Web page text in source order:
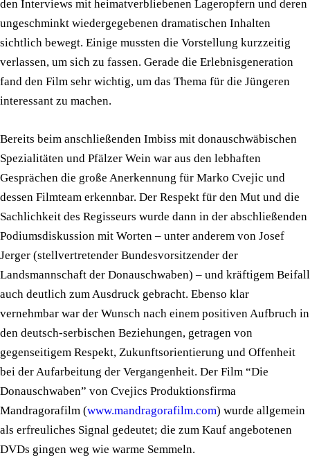
den Interviews mit heimatverbliebenen Lageropfern und deren
ungeschminkt wiedergegebenen dramatischen Inhalten
sichtlich bewegt. Einige mussten die Vorstellung kurzzeitig
verlassen, um sich zu fassen. Gerade die Erlebnisgeneration
fand den Film sehr wichtig, um das Thema für die Jüngeren
interessant zu machen.
Bereits beim anschließenden Imbiss mit donauschwäbischen
Spezialitäten und Pfälzer Wein war aus den lebhaften
Gesprächen die große Anerkennung für Marko Cvejic und
dessen Filmteam erkennbar. Der Respekt für den Mut und die
Sachlichkeit des Regisseurs wurde dann in der abschließenden
Podiumsdiskussion mit Worten – unter anderem von Josef
Jerger (stellvertretender Bundesvorsitzender der
Landsmannschaft der Donauschwaben) – und kräftigem Beifall
auch deutlich zum Ausdruck gebracht. Ebenso klar
vernehmbar war der Wunsch nach einem positiven Aufbruch in
den deutsch-serbischen Beziehungen, getragen von
gegenseitigem Respekt, Zukunftsorientierung und Offenheit
bei der Aufarbeitung der Vergangenheit. Der Film “Die
Donauschwaben” von Cvejics Produktionsfirma
Mandragorafilm (www.mandragorafilm.com) wurde allgemein
als erfreuliches Signal gedeutet; die zum Kauf angebotenen
DVDs gingen weg wie warme Semmeln.